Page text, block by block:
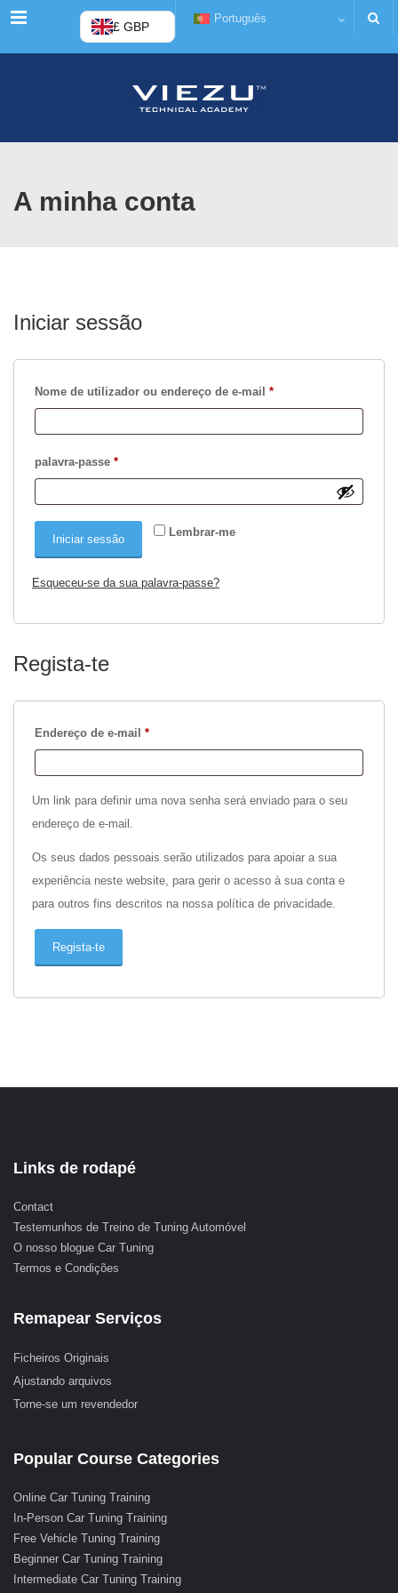
Cardápio £ GBP
Português
A minha conta
Iniciar sessão
Nome de utilizador ou endereço de e-mail *Obrigatório
palavra-passe *Obrigatório
Lembrar-me
Iniciar sessão
Esqueceu-se da sua palavra-passe?
Regista-te
Endereço de e-mail *Obrigatório
Um link para definir uma nova senha será enviado para o seu
endereço de e-mail.
Os seus dados pessoais serão utilizados para apoiar a sua
experiência neste website, para gerir o acesso à sua conta e
para outros fins descritos na nossa política de privacidade.
Regista-te
Links de rodapé
Contact
Testemunhos de Treino de Tuning Automóvel
O nosso blogue Car Tuning
Termos e Condições
Remapear Serviços
Ficheiros Originais
Ajustando arquivos
Torne-se um revendedor
Popular Course Categories
Online Car Tuning Training
In-Person Car Tuning Training
Free Vehicle Tuning Training
Beginner Car Tuning Training
Intermediate Car Tuning Training